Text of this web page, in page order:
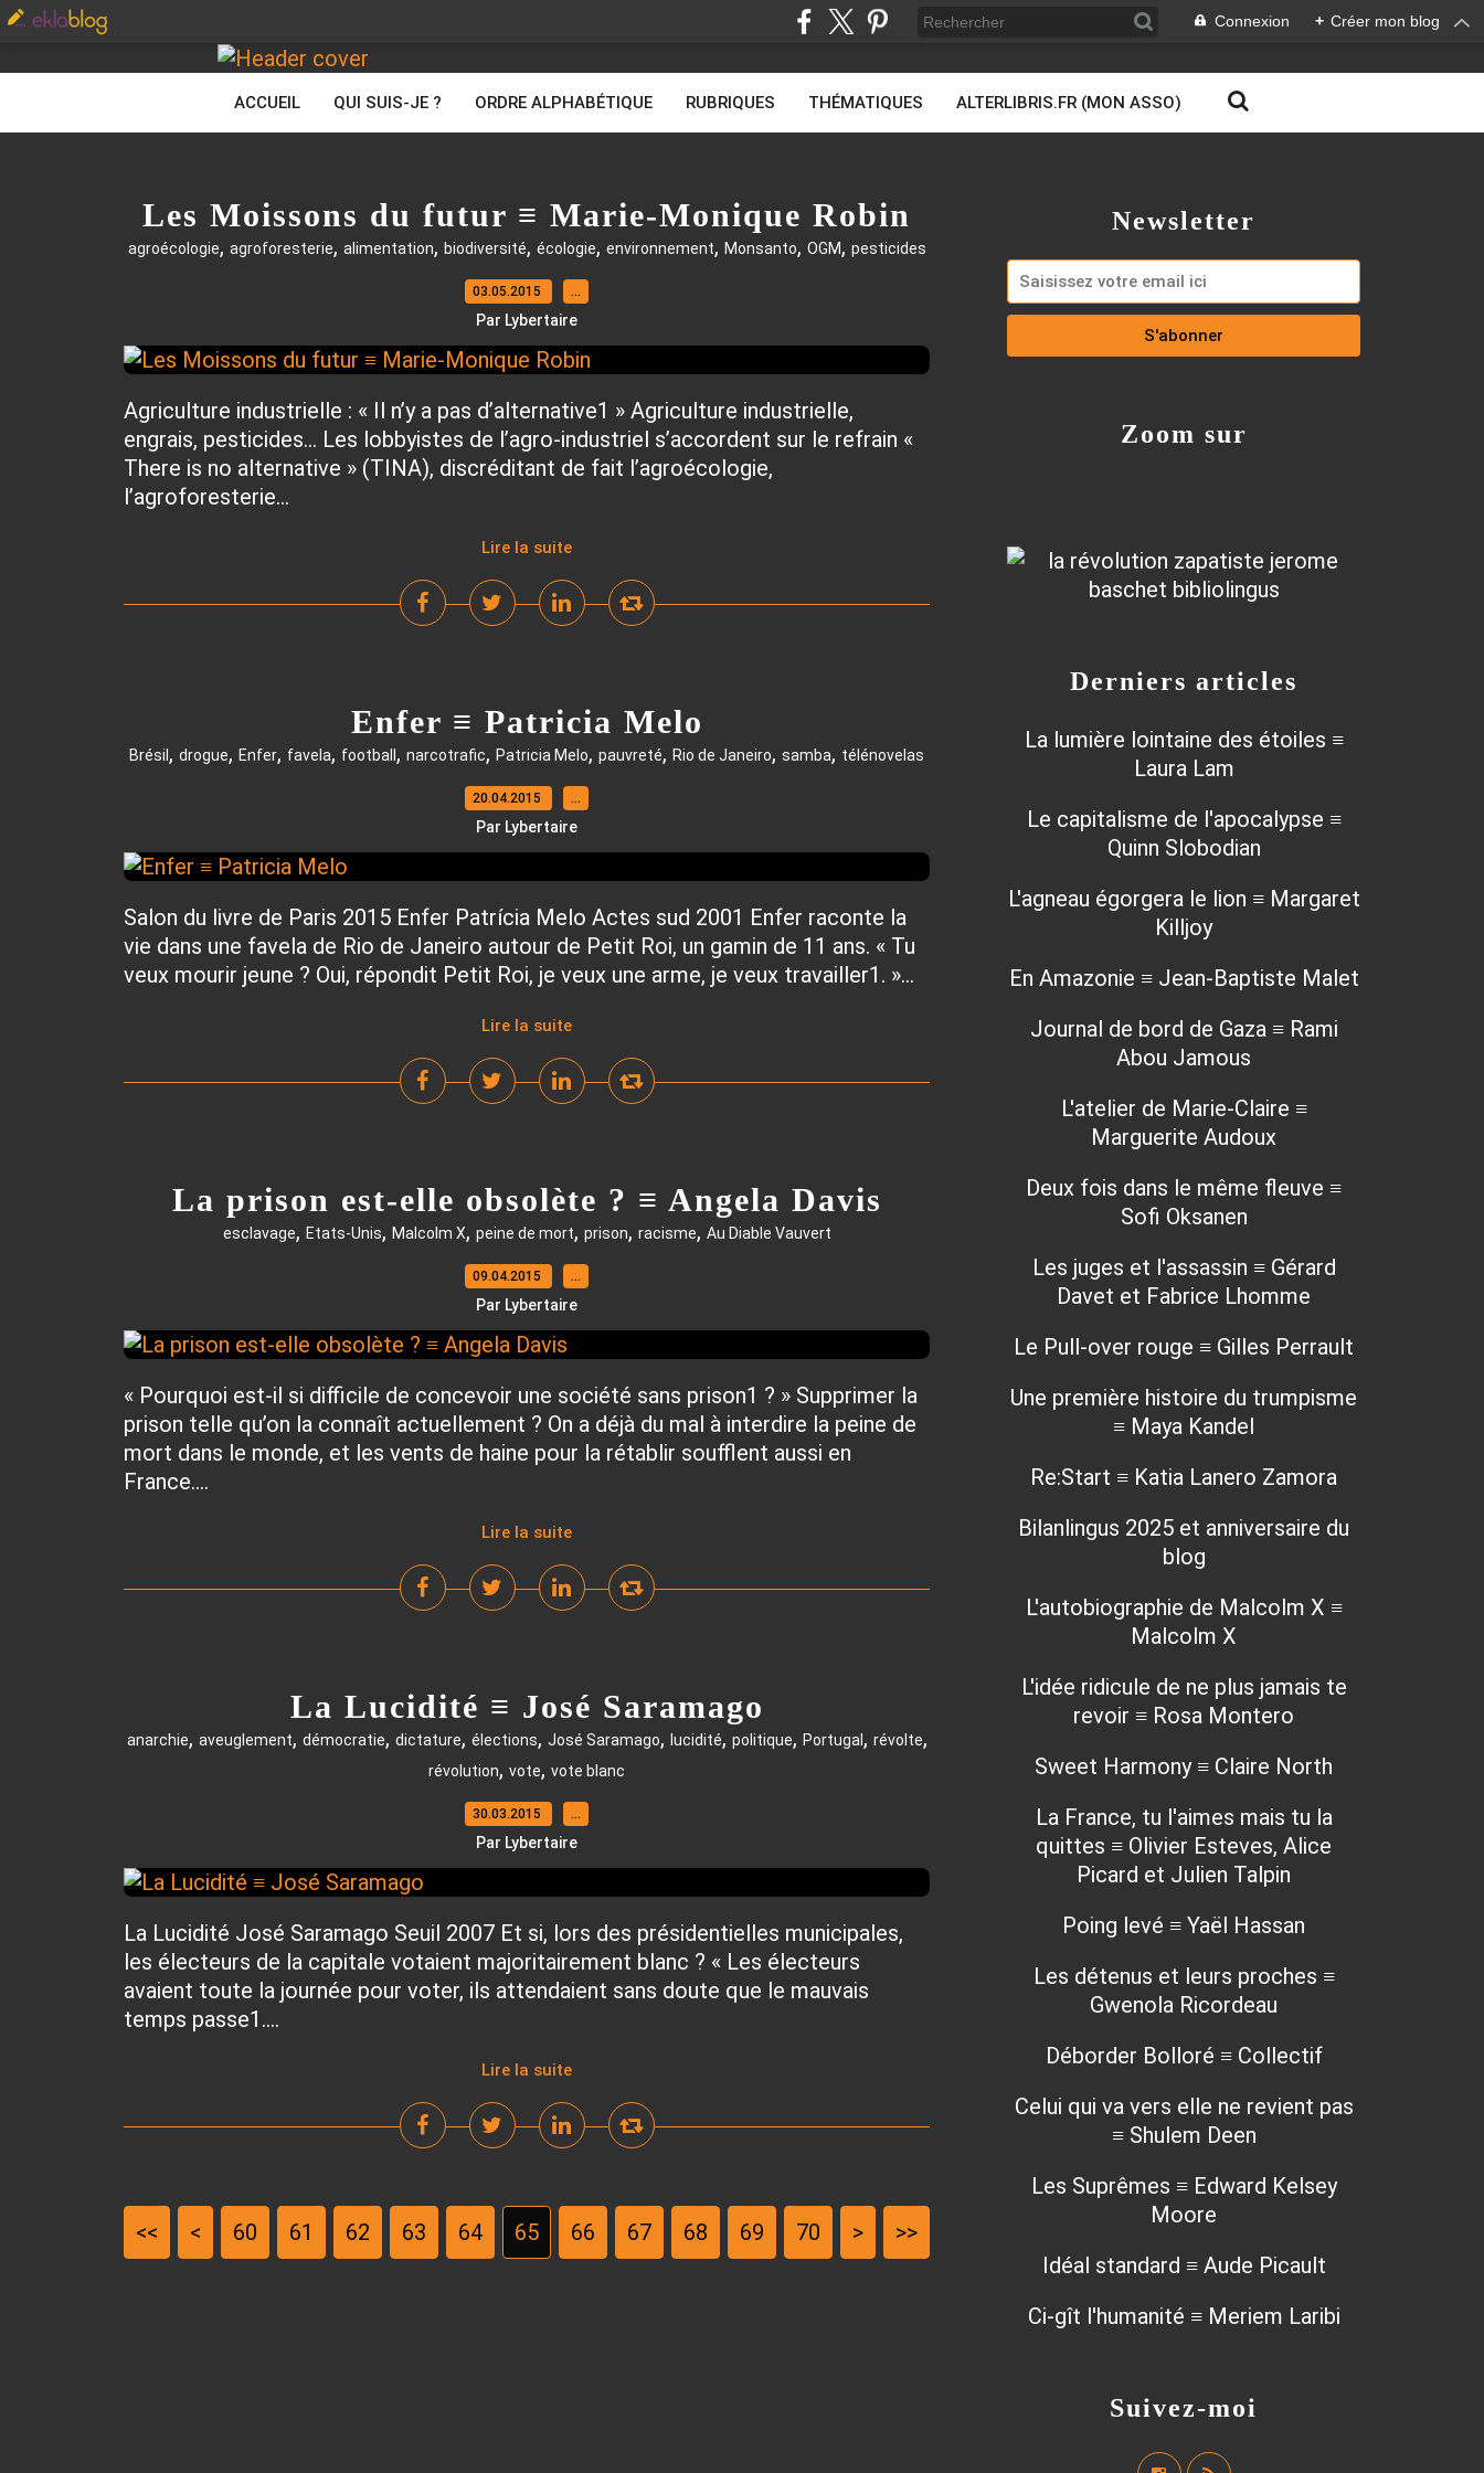
Connexion + Créer mon blog
ACCUEIL QUI SUIS-JE ? ORDRE ALPHABÉTIQUE RUBRIQUES THÉMATIQUES ALTERLIBRIS.FR (MON ASSO)
Les Moissons du futur ≡ Marie-Monique Robin
agroécologie, agroforesterie, alimentation, biodiversité, écologie, environnement, Monsanto, OGM, pesticides
03.05.2015 …
Par Lybertaire
Agriculture industrielle : « Il n’y a pas d’alternative1 » Agriculture industrielle,
engrais, pesticides… Les lobbyistes de l’agro-industriel s’accordent sur le refrain «
There is no alternative » (TINA), discréditant de fait l’agroécologie,
l’agroforesterie...
Lire la suite
Enfer ≡ Patricia Melo
Brésil , drogue, Enfer, favela, football , narcotrafic, Patricia Melo, pauvreté, Rio de Janeiro, samba, télénovelas
20.04.2015 …
Par Lybertaire
Salon du livre de Paris 2015 Enfer Patrícia Melo Actes sud 2001 Enfer raconte la
vie dans une favela de Rio de Janeiro autour de Petit Roi, un gamin de 11 ans. « Tu
veux mourir jeune ? Oui, répondit Petit Roi, je veux une arme, je veux travailler1. »...
Lire la suite
La prison est-elle obsolète ? ≡ Angela Davis
esclavage, Etats-Unis, Malcolm X, peine de mort, prison, racisme, Au Diable Vauvert
09.04.2015 …
Par Lybertaire
« Pourquoi est-il si difficile de concevoir une société sans prison1 ? » Supprimer la
prison telle qu’on la connaît actuellement ? On a déjà du mal à interdire la peine de
mort dans le monde, et les vents de haine pour la rétablir soufflent aussi en
France....
Lire la suite
La Lucidité ≡ José Saramago
anarchie, aveuglement, démocratie, dictature, élections, José Saramago, lucidité, politique, Portugal , révolte,
révolution, vote, vote blanc
30.03.2015 …
Par Lybertaire
La Lucidité José Saramago Seuil 2007 Et si, lors des présidentielles municipales,
les électeurs de la capitale votaient majoritairement blanc ? « Les électeurs
avaient toute la journée pour voter, ils attendaient sans doute que le mauvais
temps passe1....
Lire la suite
<< < 10
20
30
40
50
60 61 62 63 64 65 66 67 68 69 70 80
90
100
> >>
Newsletter
Suivez-moi
Derniers articles
La lumière lointaine des étoiles ≡
Laura Lam
Le capitalisme de l'apocalypse ≡
Quinn Slobodian
L'agneau égorgera le lion ≡ Margaret
Killjoy
En Amazonie ≡ Jean-Baptiste Malet
Journal de bord de Gaza ≡ Rami
Abou Jamous
L'atelier de Marie-Claire ≡
Marguerite Audoux
Deux fois dans le même fleuve ≡
Sofi Oksanen
Les juges et l'assassin ≡ Gérard
Davet et Fabrice Lhomme
Le Pull-over rouge ≡ Gilles Perrault
Une première histoire du trumpisme
≡ Maya Kandel
Re:Start ≡ Katia Lanero Zamora
Bilanlingus 2025 et anniversaire du
blog
L'autobiographie de Malcolm X ≡
Malcolm X
L'idée ridicule de ne plus jamais te
revoir ≡ Rosa Montero
Sweet Harmony ≡ Claire North
La France, tu l'aimes mais tu la
quittes ≡ Olivier Esteves, Alice
Picard et Julien Talpin
Poing levé ≡ Yaël Hassan
Les détenus et leurs proches ≡
Gwenola Ricordeau
Déborder Bolloré ≡ Collectif
Celui qui va vers elle ne revient pas
≡ Shulem Deen
Les Suprêmes ≡ Edward Kelsey
Moore
Idéal standard ≡ Aude Picault
Ci-gît l'humanité ≡ Meriem Laribi
Zoom sur